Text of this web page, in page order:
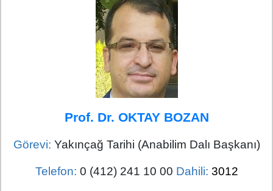
Prof. Dr. OKTAY BOZAN
Görevi: Yakınçağ Tarihi (Anabilim Dalı Başkanı)
Telefon: 0 (412) 241 10 00 Dahili: 3012